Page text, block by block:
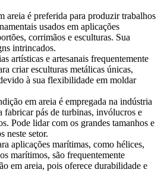
areia é preferida para produzir trabalhos
usados em aplicações
corrimãos e esculturas. Sua
intrincados.
artísticas e artesanais frequentemente
criar esculturas metálicas únicas,
à sua flexibilidade em moldar
em areia é empregada na indústria
fabricar pás de turbinas, invólucros e
Pode lidar com os grandes tamanhos e
neste setor.
aplicações marítimas, como hélices,
marítimos, são frequentemente
em areia, pois oferece durabilidade e